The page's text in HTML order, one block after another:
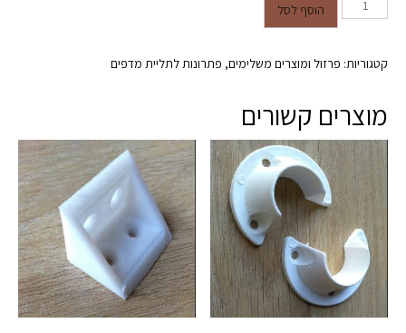
הוסף לסל
קטגוריות: פרזול ומוצרים משלימים, פתרונות לתליית מדפים
מוצרים קשורים